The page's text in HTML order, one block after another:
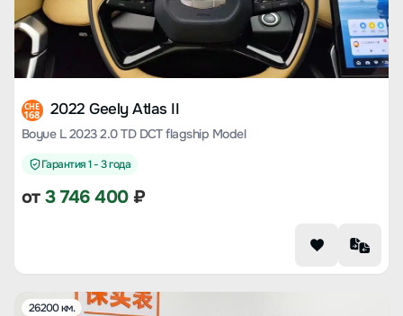
CHE
168 2022 Geely Atlas II
Boyue L 2023 2.0 TD DCT flagship Model
Гарантия 1 - 3 года
от3 746 400₽
26200 км.